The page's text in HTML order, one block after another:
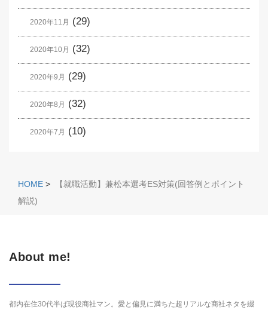
2020年11月 (29)
2020年10月 (32)
2020年9月 (29)
2020年8月 (32)
2020年7月 (10)
HOME >
【就職活動】兼松本選考ES対策(回答例とポイント
解説)
About me!
都内在住30代半ば現役商社マン。愛と偏見に満ちた超リアルな商社ネタを綴